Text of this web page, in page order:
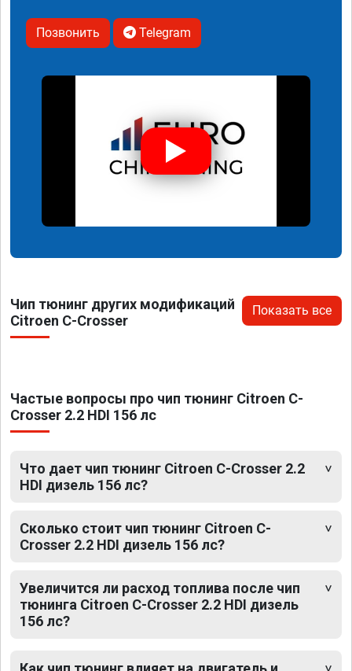
Позвонить Telegram
Чип тюнинг других модификаций
Citroen C-Crosser
Показать все
Частые вопросы про чип тюнинг Citroen C-
Crosser 2.2 HDI 156 лс
Что дает чип тюнинг Citroen C-Crosser 2.2
HDI дизель 156 лс?
Сколько стоит чип тюнинг Citroen C-
Crosser 2.2 HDI дизель 156 лс?
Увеличится ли расход топлива после чип
тюнинга Citroen C-Crosser 2.2 HDI дизель
156 лс?